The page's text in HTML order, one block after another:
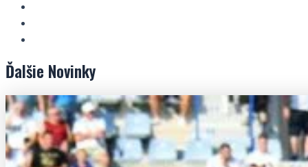
Ďalšie Novinky